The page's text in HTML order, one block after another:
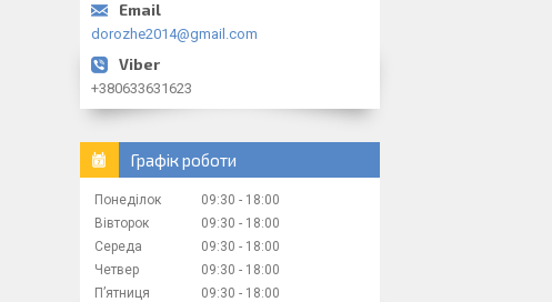
dorozhe2014@gmail.com
+380633631623
Графік роботи
Понеділок 09:30
18:00
Вівторок
09:30
18:00
Середа
09:30
18:00
Четвер
09:30
18:00
Пʼятниця
09:30 18:00